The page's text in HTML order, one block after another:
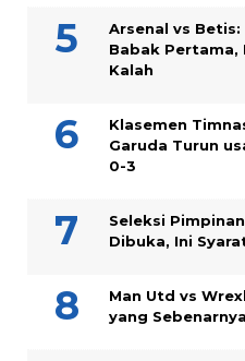
Arsenal vs
Babak Pertama,
Kalah
Klasemen
Garuda Turun
0-3
Seleksi
Dibuka, Ini
Man Utd vs
yang